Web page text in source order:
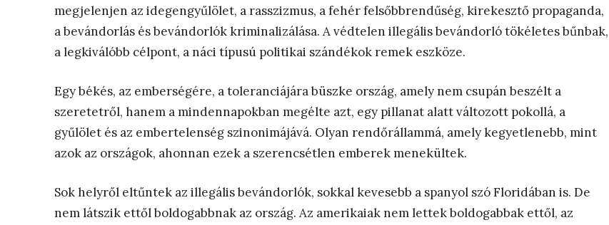
megjelenjen az idegengyűlölet, a rasszizmus, a fehér felsőbbrendűség, kirekesztő propaganda,
a bevándorlás és bevándorlók kriminalizálása. A védtelen illegális bevándorló tökéletes bűnbak,
a legkiválóbb célpont, a náci típusú politikai szándékok remek eszköze.
Egy békés, az emberségére, a toleranciájára büszke ország, amely nem csupán beszélt a
szeretetről, hanem a mindennapokban megélte azt, egy pillanat alatt változott pokollá, a
gyűlölet és az embertelenség szinonimájává. Olyan rendőrállammá, amely kegyetlenebb, mint
azok az országok, ahonnan ezek a szerencsétlen emberek menekültek.
Sok helyről eltűntek az illegális bevándorlók, sokkal kevesebb a spanyol szó Floridában is. De
nem látszik ettől boldogabbnak az ország. Az amerikaiak nem lettek boldogabbak ettől, az